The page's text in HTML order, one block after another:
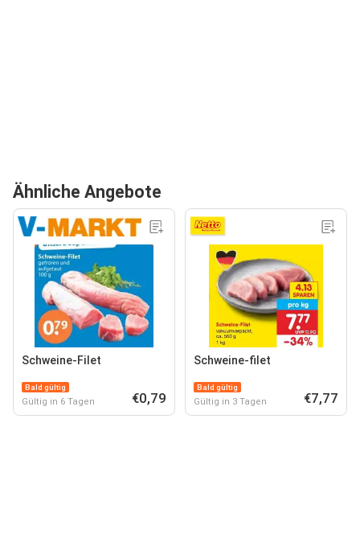
Ähnliche Angebote
Schweine-Filet
Bald gültig
Gültig in 6 Tagen €0,79
Schweine-filet
Bald gültig
Gültig in 3 Tagen €7,77